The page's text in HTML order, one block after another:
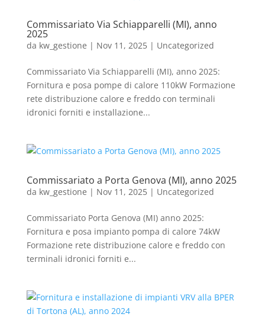
Commissariato Via Schiapparelli (MI), anno
2025
da kw_gestione | Nov 11, 2025| Uncategorized
Commissariato Via Schiapparelli (MI), anno 2025:
Fornitura e posa pompe di calore 110kW Formazione
rete distribuzione calore e freddo con terminali
idronici forniti e installazione...
Commissariato a Porta Genova (MI), anno 2025
da kw_gestione | Nov 11, 2025| Uncategorized
Commissariato Porta Genova (MI) anno 2025:
Fornitura e posa impianto pompa di calore 74kW
Formazione rete distribuzione calore e freddo con
terminali idronici forniti e...